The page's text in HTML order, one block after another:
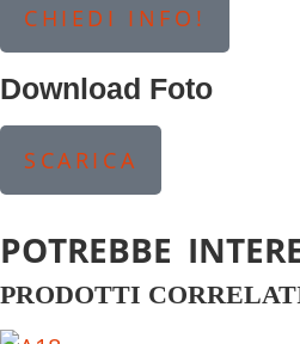
CHIEDI INFO!
Download Foto
SCARICA
POTREBBE
PRODOTTI